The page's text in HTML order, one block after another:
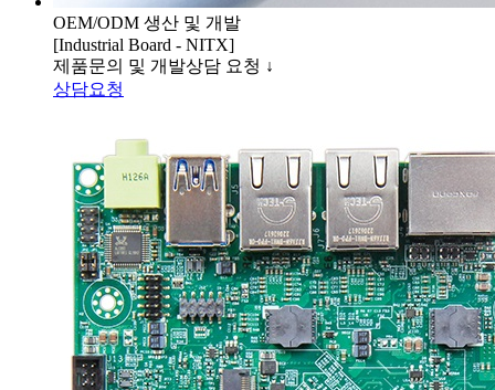
OEM/ODM 생산 및 개발
[Industrial Board - NITX]
제품문의 및 개발상담 요청 ↓
상담요청